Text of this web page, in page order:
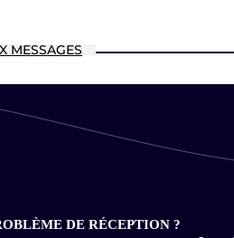
MESSAGES
DE RÉCEPTION ?